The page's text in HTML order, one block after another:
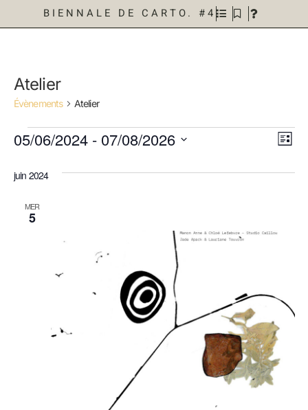
BIENNALE DE CARTO. #4
Atelier
Évènements Atelier
par
Liste
05/06/2024 - 07/08/2026
date.
juin 2024
MER
5